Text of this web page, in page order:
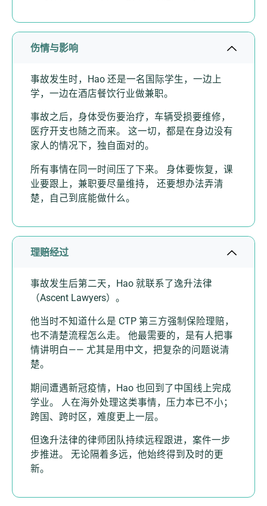
伤情与影响
事故发生时，Hao 还是一名国际学生，一边上
学，一边在酒店餐饮行业做兼职。
事故之后，身体受伤要治疗，车辆受损要维修，
医疗开支也随之而来。 这一切，都是在身边没有
家人的情况下，独自面对的。
所有事情在同一时间压了下来。 身体要恢复，课
业要跟上，兼职要尽量维持， 还要想办法弄清
楚，自己到底能做什么。
理赔经过
事故发生后第二天，Hao 就联系了逸升法律
（Ascent Lawyers）。
他当时不知道什么是 CTP 第三方强制保险理赔，
也不清楚流程怎么走。 他最需要的，是有人把事
情讲明白—— 尤其是用中文，把复杂的问题说清
楚。
期间遭遇新冠疫情，Hao 也回到了中国线上完成
学业。 人在海外处理这类事情，压力本已不小；
跨国、跨时区，难度更上一层。
但逸升法律的律师团队持续远程跟进，案件一步
步推进。 无论隔着多远，他始终得到及时的更
新。